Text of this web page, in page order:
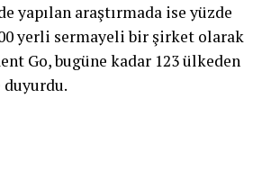
yapılan araştırmada ise yüzde
yerli sermayeli bir şirket olarak
Go, bugüne kadar 123 ülkeden
duyurdu.